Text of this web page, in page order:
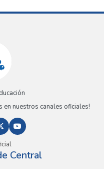
en nuestros canales oficiales!
Central